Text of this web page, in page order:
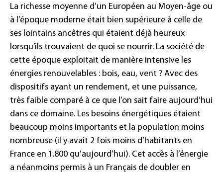
La richesse moyenne d’un Européen au Moyen-âge ou
à l’époque moderne était bien supérieure à celle de
ses lointains ancêtres qui étaient déjà heureux
lorsqu’ils trouvaient de quoi se nourrir. La société de
cette époque exploitait de manière intensive les
énergies renouvelables : bois, eau, vent ? Avec des
dispositifs ayant un rendement, et une puissance,
très faible comparé à ce que l’on sait faire aujourd’hui
dans ce domaine. Les besoins énergétiques étaient
beaucoup moins importants et la population moins
nombreuse (il y avait 2 fois moins d’habitants en
France en 1.800 qu’aujourd’hui). Cet accès à l’énergie
a néanmoins permis à un Français de doubler en